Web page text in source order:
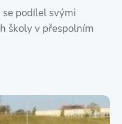
se podílel svými
školy v přespolním